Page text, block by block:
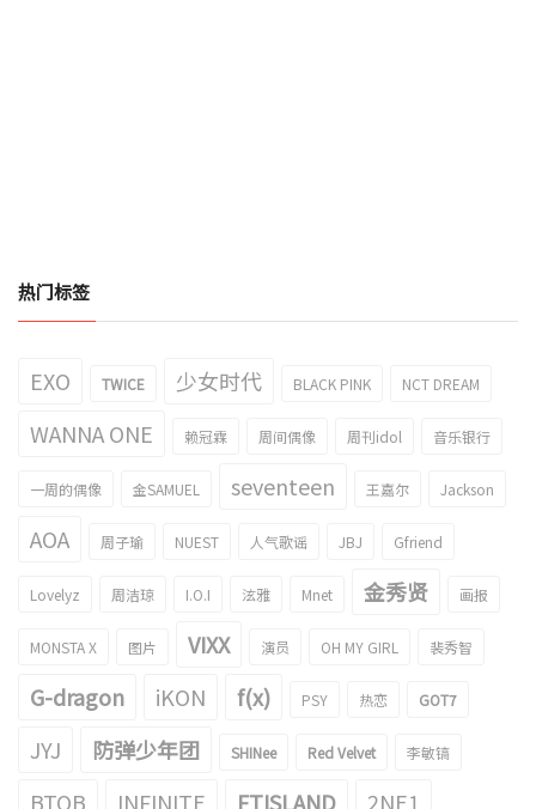
热门标签
EXO TWICE 少女时代 BLACK PINK NCT DREAM
WANNA ONE 赖冠霖 周间偶像 周刊idol 音乐银行
一周的偶像 金SAMUEL seventeen 王嘉尔 Jackson
AOA 周子瑜 NUEST 人气歌谣 JBJ Gfriend
Lovelyz 周洁琼 I.O.I 泫雅 Mnet 金秀贤 画报
MONSTA X 图片 VIXX 演员 OH MY GIRL 裴秀智
G-dragon iKON f(x) PSY 热恋 GOT7
JYJ 防弹少年团 SHINee Red Velvet 李敏镐
BTOB INFINITE FTISLAND
2NE1